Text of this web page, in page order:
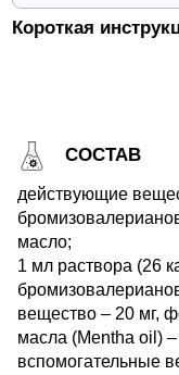
Короткая
СОСТАВ
действующие
масло;
1 мл раствора (26
вещество ‒ 20 мг,
масла (Mentha oil) ‒
вспомогательные